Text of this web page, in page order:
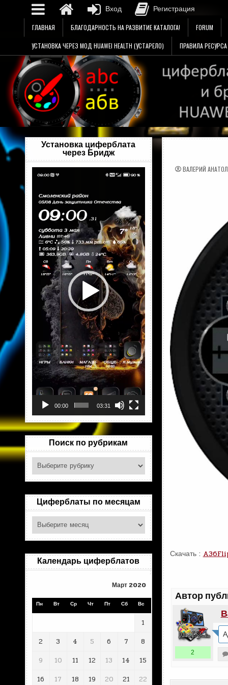
содержимому
ГЛАВНАЯ БЛАГОДАРНОСТЬ НА РАЗВИТИЕ КАТАЛОГА! FORUM
УСТАНОВКА ЧЕРЕЗ МОД HUAWEI HEALTH (УСТАРЕЛО) ПРАВИЛА РЕСУРСА
Установка циферблата
через Бридж
Видеоплеер
00:00 03:31
Поиск по рубрикам
Поиск
рубрикам
Циферблаты по месяцам
Циферблаты
месяцам
Календарь циферблатов
Март 2020
Пн Вт Ср Чт Пт Сб Вс
1
2
3 4 5 6 7
8
9
10 11 12 13 14
15
16
17 18 19 20 21
22
ВАЛЕРИЙ
Скачать :
Автор
2
Вход Регистрация